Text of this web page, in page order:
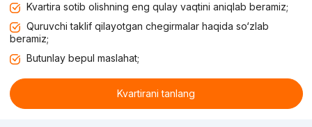
Kvartira sotib olishning eng qulay vaqtini aniqlab beramiz;
Quruvchi taklif qilayotgan chegirmalar haqida so‘zlab
beramiz;
Butunlay bepul maslahat;
Kvartirani tanlang